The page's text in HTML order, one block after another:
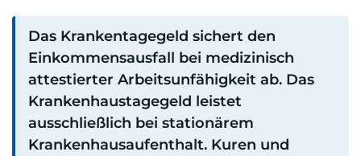
Das Krankentagegeld sichert den
Einkommensausfall bei medizinisch
attestierter Arbeitsunfähigkeit ab. Das
Krankenhaustagegeld leistet
ausschließlich bei stationärem
Krankenhausaufenthalt. Kuren und